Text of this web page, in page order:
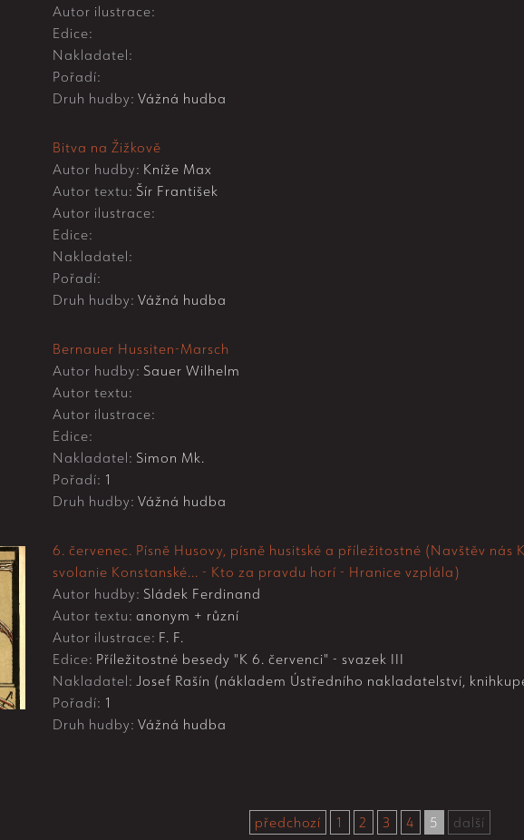
Autor ilustrace:
Edice:
Nakladatel:
Pořadí:
Druh hudby: Vážná hudba
Bitva na Žižkově
Autor hudby: Kníže Max
Autor textu: Šír František
Autor ilustrace:
Edice:
Nakladatel:
Pořadí:
Druh hudby: Vážná hudba
Bernauer Hussiten-Marsch
Autor hudby: Sauer Wilhelm
Autor textu:
Autor ilustrace:
Edice:
Nakladatel: Simon Mk.
Pořadí: 1
Druh hudby: Vážná hudba
6. červenec. Písně Husovy, písně husitské a příležitostné (Navštěv nás
svolanie Konstanské... - Kto za pravdu horí - Hranice vzplála)
Autor hudby: Sládek Ferdinand
Autor textu: anonym + různí
Autor ilustrace: F. F.
Edice: Příležitostné besedy "K 6. červenci" - svazek III
Nakladatel: Josef Rašín (nákladem Ústředního nakladatelství,
Pořadí: 1
Druh hudby: Vážná hudba
předchozí 1 2 3 4 5 další